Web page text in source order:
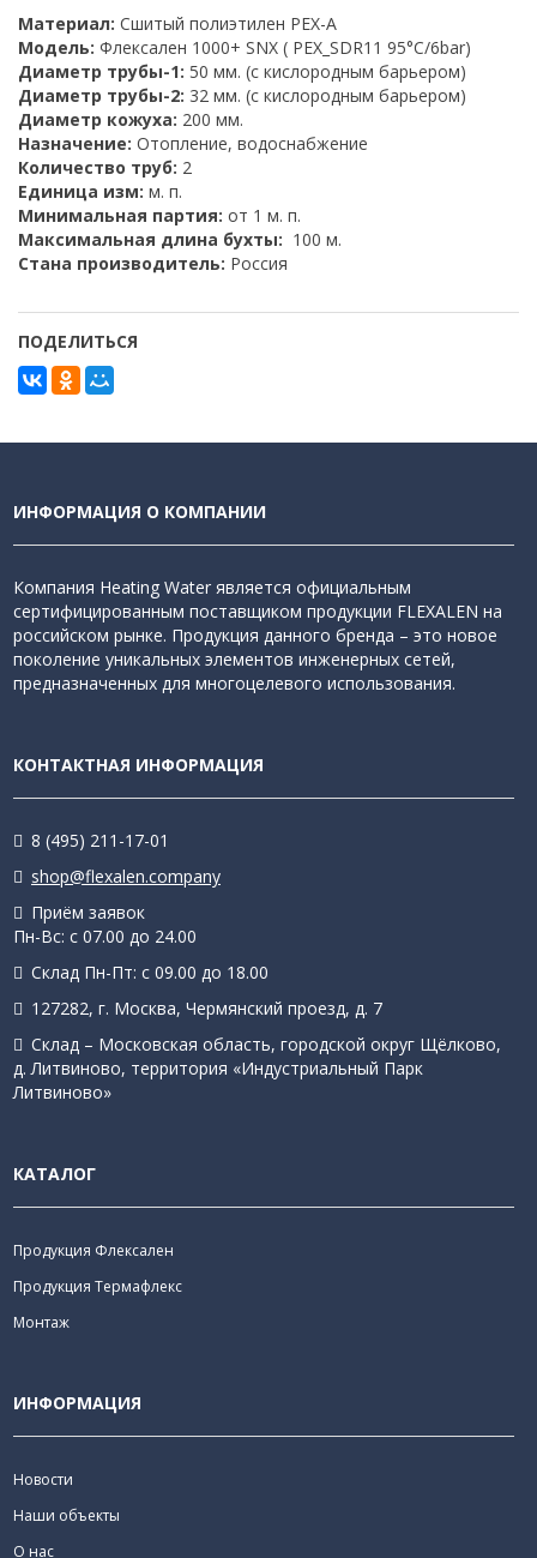
Материал: Сшитый полиэтилен PEX-A
Модель: Флексален 1000+ SNX ( PEX_SDR11 95°C/6bar)
Диаметр трубы-1: 50 мм. (с кислородным барьером)
Диаметр трубы-2: 32 мм. (с кислородным барьером)
Диаметр кожуха: 200 мм.
Назначение: Отопление, водоснабжение
Количество труб: 2
Единица изм: м. п.
Минимальная партия: от 1 м. п.
Максимальная длина бухты: 100 м.
Стана производитель: Россия
ПОДЕЛИТЬСЯ
ИНФОРМАЦИЯ О КОМПАНИИ
Компания Heating Water является официальным
сертифицированным поставщиком продукции FLEXALEN на
российском рынке. Продукция данного бренда – это новое
поколение уникальных элементов инженерных сетей,
предназначенных для многоцелевого использования.
КОНТАКТНАЯ ИНФОРМАЦИЯ
8 (495) 211-17-01
shop@flexalen.company
Приём заявок
Пн-Вс: с 07.00 до 24.00
Склад Пн-Пт: с 09.00 до 18.00
127282, г. Москва, Чермянский проезд, д. 7
Склад – Московская область, городской округ Щёлково,
д. Литвиново, территория «Индустриальный Парк
Литвиново»
КАТАЛОГ
Продукция Флексален
Продукция Термафлекс
Монтаж
ИНФОРМАЦИЯ
Новости
Наши объекты
О нас